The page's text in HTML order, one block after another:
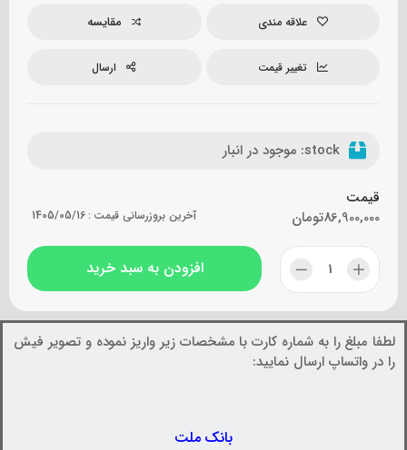
علاقه مندی مقایسه
تغییر قیمت ارسال
stock: موجود در انبار
قیمت
تومان86,900,000 آخرین بروزرسانی قیمت :1405/05/16
افزودن به سبد خرید
لطفا مبلغ را به شماره کارت با مشخصات زیر واریز نموده و تصویر فیش
را در واتساپ ارسال نمایید:
بانک ملت